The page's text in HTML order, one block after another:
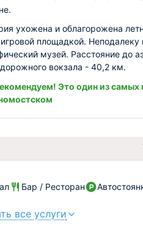
ухожена и облагорожена
площадкой.
музей. Расстояние до
вокзала - 40,2 км.
Это один из самых
Бар / Ресторан
все услуги